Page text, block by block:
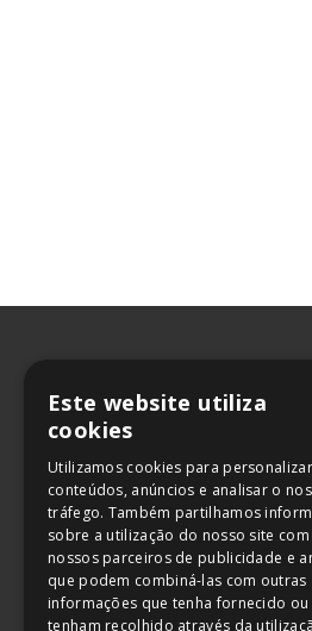
Leiria
Lisboa
Maia
244 882 666
211 165 266
Este website utiliza
cookies
Utilizamos cookies para personalizar
conteúdos, anúncios e analisar o
tráfego. Também partilhamos
sobre a utilização do nosso site com
nossos parceiros de publicidade e
que podem combiná-las com outras
informações que tenha fornecido ou
tenham recolhido através da